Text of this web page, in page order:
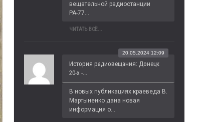
вещательной радиостанции
РА-77...
ЧИТАТЬ ВСЁ...
История радиовещания: Донецк
20-х -...
20.05.2024 12:09
В новых публикациях краеведа В.
Мартыненко дана новая
информация о...